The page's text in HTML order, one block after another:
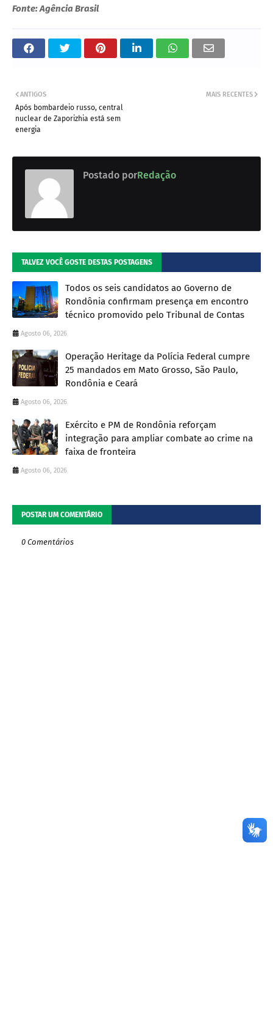
Fonte: Agência Brasil
MAIS RECENTES
ANTIGOS
Após bombardeio russo, central
nuclear de Zaporizhia está sem
energia
Postado porRedação
TALVEZ VOCÊ GOSTE DESTAS POSTAGENS
Todos os seis candidatos ao Governo de
Rondônia confirmam presença em encontro
técnico promovido pelo Tribunal de Contas
Agosto 06, 2026
Operação Heritage da Polícia Federal cumpre
25 mandados em Mato Grosso, São Paulo,
Rondônia e Ceará
Agosto 06, 2026
Exército e PM de Rondônia reforçam
integração para ampliar combate ao crime na
faixa de fronteira
Agosto 06, 2026
POSTAR UM COMENTÁRIO
0 Comentários